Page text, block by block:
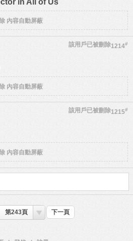
in All of Us
內容自動屏蔽
1214#
該用戶已被刪除
內容自動屏蔽
1215#
該用戶已被刪除
內容自動屏蔽
第243頁 下一頁